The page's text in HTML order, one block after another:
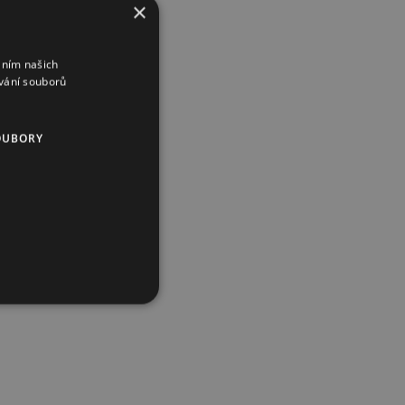
×
našich
souborů